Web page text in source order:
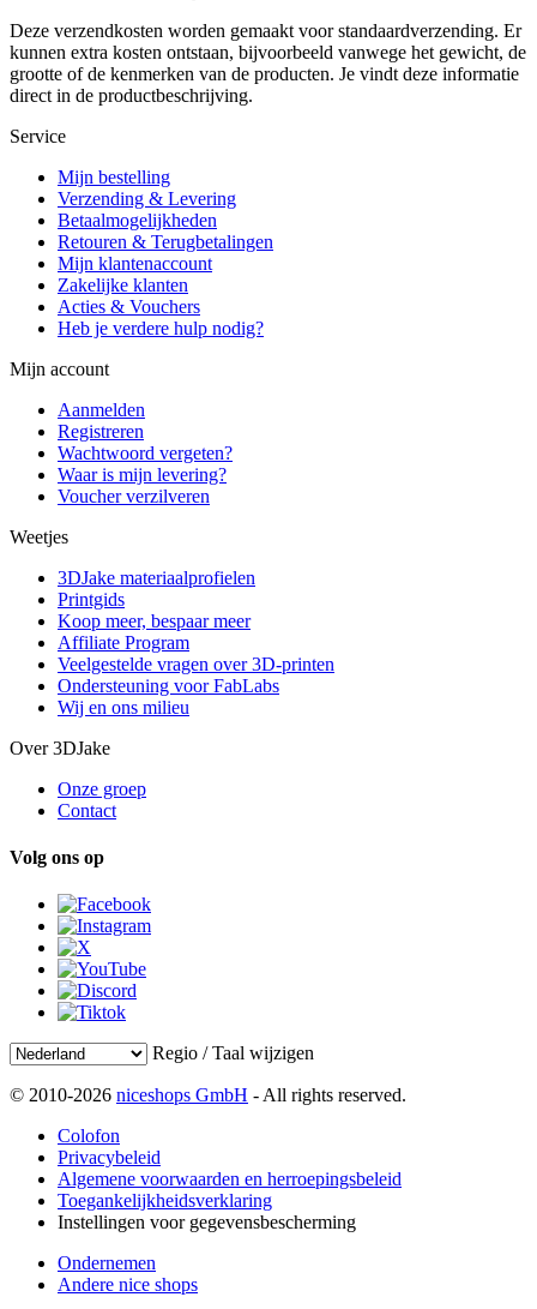
Deze verzendkosten worden gemaakt voor standaardverzending. Er
kunnen extra kosten ontstaan, bijvoorbeeld vanwege het gewicht, de
grootte of de kenmerken van de producten. Je vindt deze informatie
direct in de productbeschrijving.
Service
Mijn bestelling
Verzending & Levering
Betaalmogelijkheden
Retouren & Terugbetalingen
Mijn klantenaccount
Zakelijke klanten
Acties & Vouchers
Heb je verdere hulp nodig?
Mijn account
Aanmelden
Registreren
Wachtwoord vergeten?
Waar is mijn levering?
Voucher verzilveren
Weetjes
3DJake materiaalprofielen
Printgids
Koop meer, bespaar meer
Affiliate Program
Veelgestelde vragen over 3D-printen
Ondersteuning voor FabLabs
Wij en ons milieu
Over 3DJake
Onze groep
Contact
Volg ons op
Regio / Taal wijzigen
© 2010-2026 niceshops GmbH - All rights reserved.
Colofon
Privacybeleid
Algemene voorwaarden en herroepingsbeleid
Toegankelijkheidsverklaring
Instellingen voor gegevensbescherming
Ondernemen
Andere nice shops